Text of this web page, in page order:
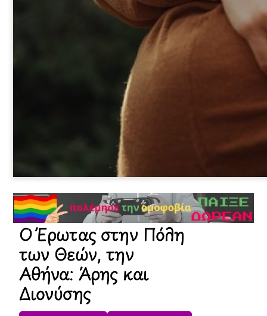
Ο Έρωτας στην Πόλη
των Θεών, την
Αθήνα: Άρης και
Διονύσης